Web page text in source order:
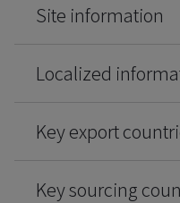
Site information
Localized
Key export
Key sourcing